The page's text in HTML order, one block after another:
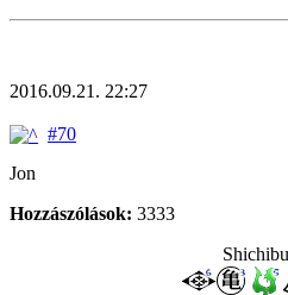
2016.09.21. 22:27
#70
Jon
Hozzászólások: 3333